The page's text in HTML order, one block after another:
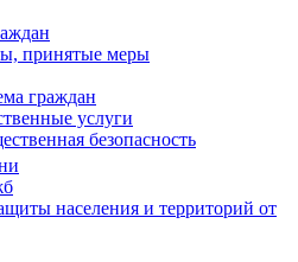
принятые меры
граждан
услуги
безопасность
населения и территорий от